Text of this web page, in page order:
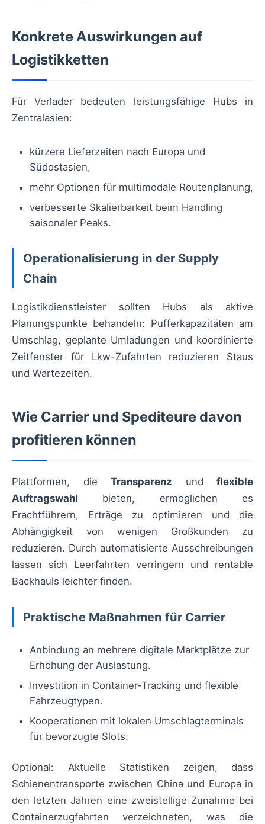
Konkrete Auswirkungen auf
Logistikketten
Für Verlader bedeuten leistungsfähige Hubs in
Zentralasien:
kürzere Lieferzeiten nach Europa und
Südostasien,
mehr Optionen für multimodale Routenplanung,
verbesserte Skalierbarkeit beim Handling
saisonaler Peaks.
Operationalisierung in der Supply
Chain
Logistikdienstleister sollten Hubs als aktive
Planungspunkte behandeln: Pufferkapazitäten am
Umschlag, geplante Umladungen und koordinierte
Zeitfenster für Lkw-Zufahrten reduzieren Staus
und Wartezeiten.
Wie Carrier und Spediteure davon
profitieren können
Plattformen, die Transparenz und flexible
Auftragswahl bieten, ermöglichen es
Frachtführern, Erträge zu optimieren und die
Abhängigkeit von wenigen Großkunden zu
reduzieren. Durch automatisierte Ausschreibungen
lassen sich Leerfahrten verringern und rentable
Backhauls leichter finden.
Praktische Maßnahmen für Carrier
Anbindung an mehrere digitale Marktplätze zur
Erhöhung der Auslastung.
Investition in Container-Tracking und flexible
Fahrzeugtypen.
Kooperationen mit lokalen Umschlagterminals
für bevorzugte Slots.
Optional: Aktuelle Statistiken zeigen, dass
Schienentransporte zwischen China und Europa in
den letzten Jahren eine zweistellige Zunahme bei
Containerzugfahrten verzeichneten, was die